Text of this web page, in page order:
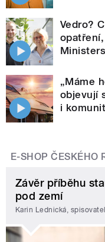
Vedro?
„Máme
objevují
i
E-SHOP ČESKÉHO
Závěr příběhu
pod zemí
Karin Lednická,